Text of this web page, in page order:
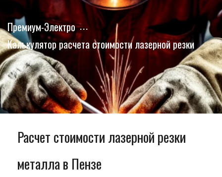
Премиум-Электро
Калькулятор расчета стоимости лазерной резки
Расчет стоимости лазерной резки
металла в Пензе